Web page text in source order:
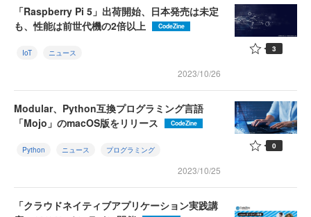
「Raspberry Pi 5」出荷開始、日本発売は未定
も、性能は前世代機の2倍以上
CodeZine
IoT ニュース
2023/10/26
3
Modular、Python互換プログラミング言語
「Mojo」のmacOS版をリリース
CodeZine
Python ニュース プログラミング
2023/10/25
0
「クラウドネイティブアプリケーション実践講